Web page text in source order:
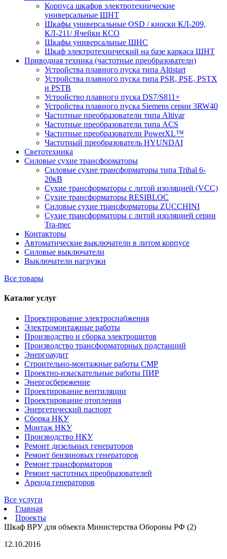
Корпуса шкафов электротехнические
универсальные ШНТ
Шкафы универсальные OSD / киоски КЛ-209,
КЛ-211/ Ячейки КСО
Шкафы универсальные ШНС
Шкаф электротехнический на базе каркаса ШНТ
Приводная техника (частотные преобразователи)
Устройства плавного пуска типа Altistart
Устройства плавного пуска типа PSR, PSE, PSTX
и PSTB
Устройство плавного пуска DS7/S811+
Устройства плавного пуска Siemens серии 3RW40
Частотные преобразователи типа Altivar
Частотные преобразователи типа ACS
Частотные преобразователи PowerXL™
Частотный преобразователь HYUNDAI
Светотехника
Силовые сухие трансформаторы
Силовые сухие трансформаторы типа Trihal 6-
20кВ
Сухие трансформаторы с литой изоляцией (VCC)
Сухие трансформаторы RESIBLOC
Силовые сухие трансформаторы ZUCCHINI
Сухие трансформаторы с литой изоляцией серии
Tra-mec
Контакторы
Автоматические выключатели в литом корпусе
Силовые выключатели
Выключатели нагрузки
Все товары
Каталог услуг
Проектирование электроснабжения
Электромонтажные работы
Производство и сборка электрощитов
Производство трансформаторных подстанций
Энергоаудит
Строительно-монтажные работы СМР
Проектно-изыскательные работы ПИР
Энергосбережение
Проектирование вентиляции
Проектирование отопления
Энергетический паспорт
Сборка НКУ
Монтаж НКУ
Производство НКУ
Ремонт дизельных генераторов
Ремонт бензиновых генераторов
Ремонт трансформаторов
Ремонт частотных преобразователей
Аренда генераторов
Все услуги
Главная
Проекты
Шкаф ВРУ для объекта Министерства Обороны РФ (2)
12.10.2016